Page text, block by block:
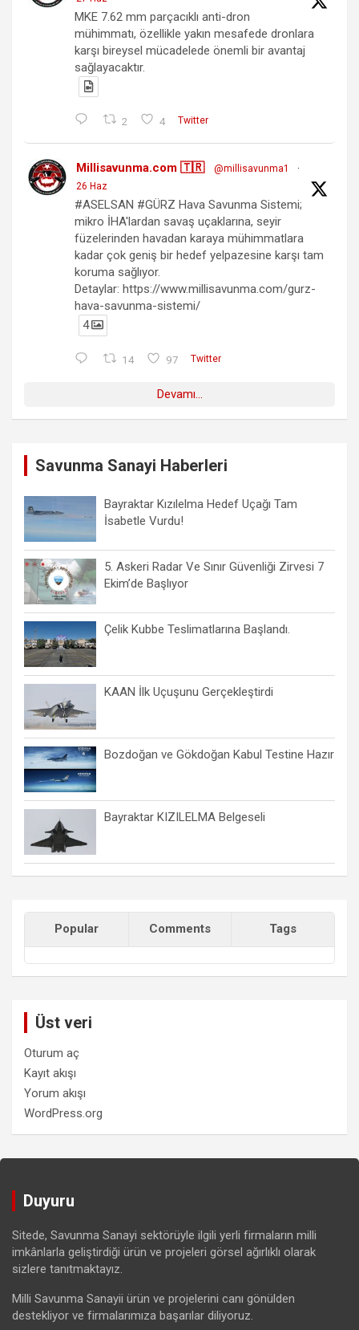
MKE 7.62 mm parçacıklı anti-dron
mühimmatı, özellikle yakın mesafede dronlara
karşı bireysel mücadelede önemli bir avantaj
sağlayacaktır.
2 4 Twitter
Millisavunma.com 🇹🇷 @millisavunma1
·
26 Haz
#ASELSAN #GÜRZ Hava Savunma Sistemi;
mikro İHA'lardan savaş uçaklarına, seyir
füzelerinden havadan karaya mühimmatlara
kadar çok geniş bir hedef yelpazesine karşı tam
koruma sağlıyor.
Detaylar: https://www.millisavunma.com/gurz-
hava-savunma-sistemi/
4
14 97 Twitter
Devamı...
Savunma Sanayi Haberleri
Bayraktar Kızılelma Hedef Uçağı Tam
İsabetle Vurdu!
5. Askeri Radar Ve Sınır Güvenliği Zirvesi 7
Ekim’de Başlıyor
Çelik Kubbe Teslimatlarına Başlandı.
KAAN İlk Uçuşunu Gerçekleştirdi
Bozdoğan ve Gökdoğan Kabul Testine Hazır
Bayraktar KIZILELMA Belgeseli
Popular Comments Tags
Üst veri
Oturum aç
Kayıt akışı
Yorum akışı
WordPress.org
Duyuru
Sitede, Savunma Sanayi sektörüyle ilgili yerli firmaların milli
imkânlarla geliştirdiği ürün ve projeleri görsel ağırlıklı olarak
sizlere tanıtmaktayız.
Milli Savunma Sanayii ürün ve projelerini canı gönülden
destekliyor ve firmalarımıza başarılar diliyoruz.